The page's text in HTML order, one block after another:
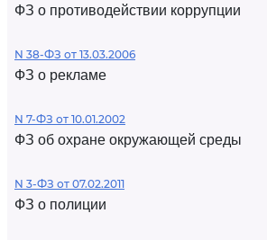
ФЗ о противодействии коррупции
N 38-ФЗ от 13.03.2006
ФЗ о рекламе
N 7-ФЗ от 10.01.2002
ФЗ об охране окружающей среды
N 3-ФЗ от 07.02.2011
ФЗ о полиции